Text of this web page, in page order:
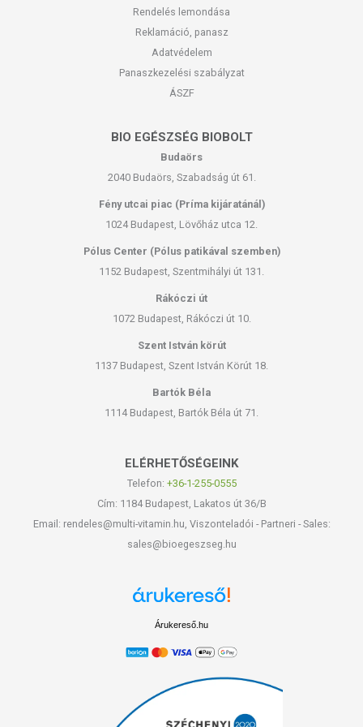
Rendelés lemondása
Reklamáció, panasz
Adatvédelem
Panaszkezelési szabályzat
ÁSZF
BIO EGÉSZSÉG BIOBOLT
Budaörs
2040 Budaörs, Szabadság út 61.
Fény utcai piac (Príma kijáratánál)
1024 Budapest, Lövőház utca 12.
Pólus Center (Pólus patikával szemben)
1152 Budapest, Szentmihályi út 131.
Rákóczi út
1072 Budapest, Rákóczi út 10.
Szent István körút
1137 Budapest, Szent István Körút 18.
Bartók Béla
1114 Budapest, Bartók Béla út 71.
ELÉRHETŐSÉGEINK
Telefon: +36-1-255-0555
Cím: 1184 Budapest, Lakatos út 36/B
Email: rendeles@multi-vitamin.hu, Viszonteladói - Partneri - Sales:
sales@bioegeszseg.hu
Árukereső.hu